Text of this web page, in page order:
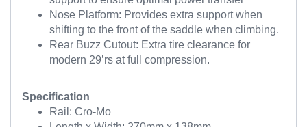
Nose Platform: Provides extra support when
shifting to the front of the saddle when climbing.
Rear Buzz Cutout: Extra tire clearance for
modern 29’rs at full compression.
Specification
Rail: Cro-Mo